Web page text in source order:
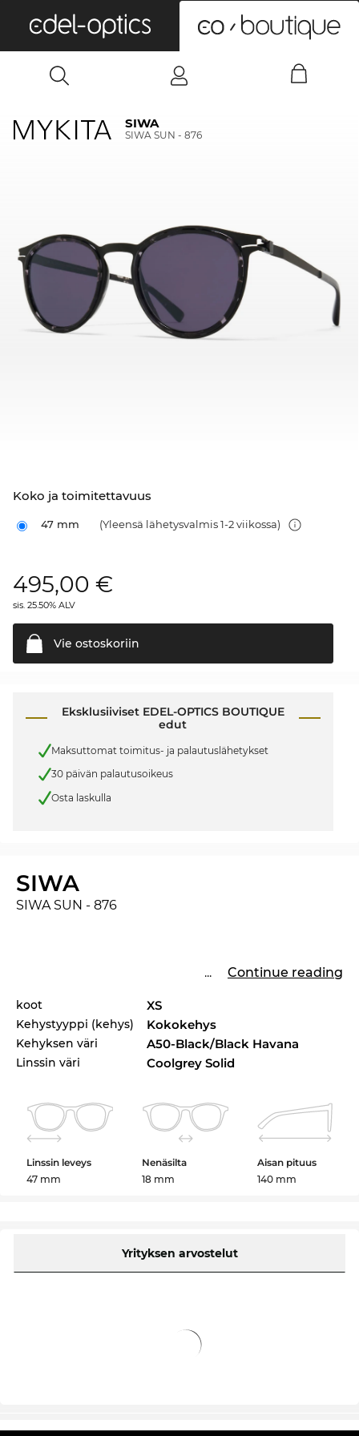
SIWA
SIWA SUN - 876
Koko ja toimitettavuus
47 mm (Yleensä lähetysvalmis 1-2 viikossa)
495,00 €
sis. 25.50% ALV
Vie ostoskoriin
Eksklusiiviset EDEL-OPTICS BOUTIQUE
edut
Maksuttomat toimitus- ja palautuslähetykset
30 päivän palautusoikeus
Osta laskulla
SIWA
SIWA SUN - 876
... Continue reading
koot XS
Kehystyyppi (kehys) Kokokehys
Kehyksen väri A50-Black/Black Havana
Linssin väri Coolgrey Solid
Linssin leveys
47 mm
Nenäsilta
18 mm
Aisan pituus
140 mm
Yrityksen arvostelut